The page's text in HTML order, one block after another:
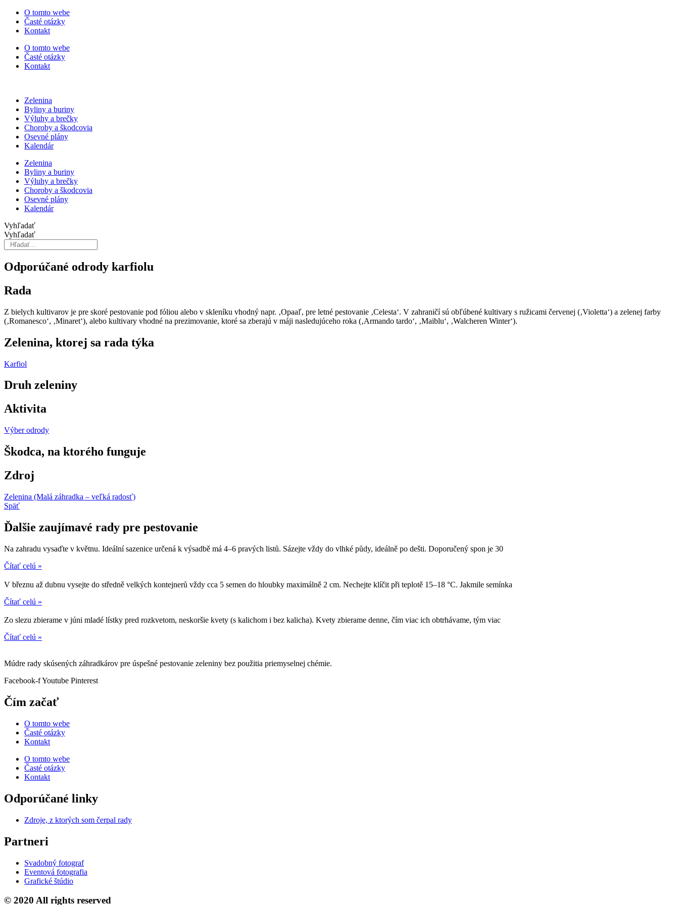
Preskočiť
obsah
O tomto webe
Časté otázky
Kontakt
O tomto webe
Časté otázky
Kontakt
Zelenina
Byliny a buriny
Výluhy a brečky
Choroby a škodcovia
Osevné plány
Kalendár
Zelenina
Byliny a buriny
Výluhy a brečky
Choroby a škodcovia
Osevné plány
Kalendár
Vyhľadať
Vyhľadať
Odporúčané odrody karfiolu
Rada
Z bielych kultiva­rov je pre skoré pestovanie pod fóliou alebo v skleníku vhodný napr. ‚Opaaľ, pre letné pestovanie ‚Celesta‘. V zahra­ničí sú obľúbené kultivary s ru­žicami červenej (‚Violetta‘) a ze­lenej farby
(‚Romanesco‘, ‚Mi­naret‘), alebo kultivary vhodné na prezimovanie, ktoré sa zbe­rajú v máji nasledujúceho roka (‚Armando tardo‘, ‚Maiblu‘, ‚Walcheren Winter‘).
Zelenina, ktorej sa rada týka
Karfiol
Druh zeleniny
Aktivita
Výber odrody
Škodca, na ktorého funguje
Zdroj
Zelenina (Malá záhradka – veľká radosť)
Späť
Ďalšie zaujímavé rady pre pestovanie
Na zahradu vysaďte v květnu. Ideální sazenice určená k výsadbě má 4–6 pravých listů. Sázejte vždy do vlhké půdy, ideálně po dešti. Doporučený spon je 30
Čítať celú »
V březnu až dubnu vysejte do středně velkých kontejnerů vždy cca 5 semen do hloubky maximálně 2 cm. Nechejte klíčit při teplotě 15–18 °C. Jakmile semínka
Čítať celú »
Zo slezu zbierame v júni mladé lístky pred rozkvetom, neskoršie kvety (s kalichom i bez kalicha). Kvety zbierame denne, čím viac ich obtrhávame, tým viac
Čítať celú »
Múdre rady skúsených záhradkárov pre úspešné pestovanie zeleniny bez použitia priemyselnej chémie.
Facebook-fYoutube Pinterest
Čím začať
O tomto webe
Časté otázky
Kontakt
O tomto webe
Časté otázky
Kontakt
Odporúčané linky
Zdroje, z ktorých som čerpal rady
Partneri
Svadobný fotograf
Eventová fotografia
Grafické štúdio
© 2020 All rights reserved